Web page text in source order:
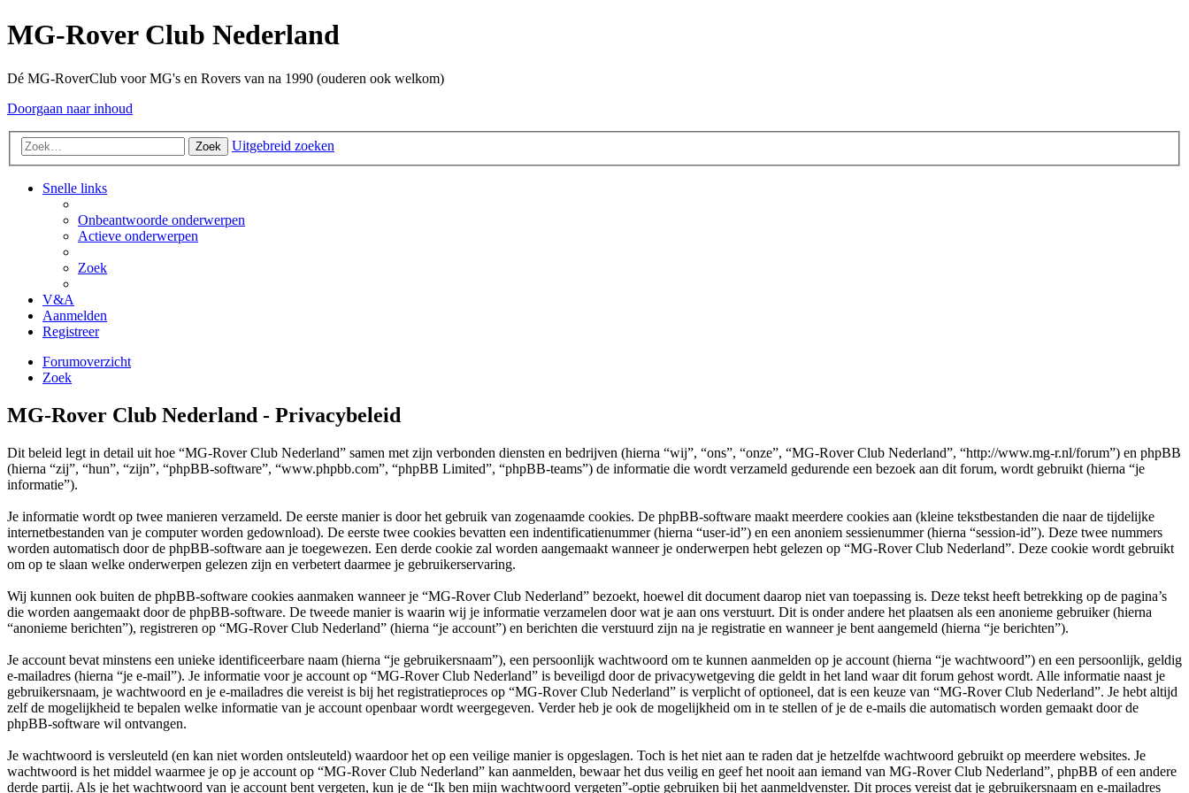
MG-Rover Club Nederland
Dé MG-RoverClub voor MG's en Rovers van na 1990 (ouderen ook welkom)
Doorgaan naar inhoud
Zoek Uitgebreid zoeken
Snelle links
Onbeantwoorde onderwerpen
Actieve onderwerpen
Zoek
V&A
Aanmelden
Registreer
Forumoverzicht
Zoek
MG-Rover Club Nederland - Privacybeleid
Dit beleid legt in detail uit hoe “MG-Rover Club Nederland” samen met zijn verbonden diensten en bedrijven (hierna “wij”, “ons”, “onze”, “MG-Rover Club Nederland”, “http://www.mg-r.nl/forum”) en phpBB
(hierna “zij”, “hun”, “zijn”, “phpBB-software”, “www.phpbb.com”, “phpBB Limited”, “phpBB-teams”) de informatie die wordt verzameld gedurende een bezoek aan dit forum, wordt gebruikt (hierna “je
informatie”).
Je informatie wordt op twee manieren verzameld. De eerste manier is door het gebruik van zogenaamde cookies. De phpBB-software maakt meerdere cookies aan (kleine tekstbestanden die naar de tijdelijke
internetbestanden van je computer worden gedownload). De eerste twee cookies bevatten een indentificatienummer (hierna “user-id”) en een anoniem sessienummer (hierna “session-id”). Deze twee nummers
worden automatisch door de phpBB-software aan je toegewezen. Een derde cookie zal worden aangemaakt wanneer je onderwerpen hebt gelezen op “MG-Rover Club Nederland”. Deze cookie wordt gebruikt
om op te slaan welke onderwerpen gelezen zijn en verbetert daarmee je gebruikerservaring.
Wij kunnen ook buiten de phpBB-software cookies aanmaken wanneer je “MG-Rover Club Nederland” bezoekt, hoewel dit document daarop niet van toepassing is. Deze tekst heeft betrekking op de pagina’s
die worden aangemaakt door de phpBB-software. De tweede manier is waarin wij je informatie verzamelen door wat je aan ons verstuurt. Dit is onder andere het plaatsen als een anonieme gebruiker (hierna
“anonieme berichten”), registreren op “MG-Rover Club Nederland” (hierna “je account”) en berichten die verstuurd zijn na je registratie en wanneer je bent aangemeld (hierna “je berichten”).
Je account bevat minstens een unieke identificeerbare naam (hierna “je gebruikersnaam”), een persoonlijk wachtwoord om te kunnen aanmelden op je account (hierna “je wachtwoord”) en een persoonlijk, geldig
e-mailadres (hierna “je e-mail”). Je informatie voor je account op “MG-Rover Club Nederland” is beveiligd door de privacywetgeving die geldt in het land waar dit forum gehost wordt. Alle informatie naast je
gebruikersnaam, je wachtwoord en je e-mailadres die vereist is bij het registratieproces op “MG-Rover Club Nederland” is verplicht of optioneel, dat is een keuze van “MG-Rover Club Nederland”. Je hebt altijd
zelf de mogelijkheid te bepalen welke informatie van je account openbaar wordt weergegeven. Verder heb je ook de mogelijkheid om in te stellen of je de e-mails die automatisch worden gemaakt door de
phpBB-software wil ontvangen.
Je wachtwoord is versleuteld (en kan niet worden ontsleuteld) waardoor het op een veilige manier is opgeslagen. Toch is het niet aan te raden dat je hetzelfde wachtwoord gebruikt op meerdere websites. Je
wachtwoord is het middel waarmee je op je account op “MG-Rover Club Nederland” kan aanmelden, bewaar het dus veilig en geef het nooit aan iemand van MG-Rover Club Nederland”, phpBB of een andere
derde partij. Als je het wachtwoord van je account bent vergeten, kun je de “Ik ben mijn wachtwoord vergeten”-optie gebruiken bij het aanmeldvenster. Dit proces vereist dat je gebruikersnaam en e-mailadres